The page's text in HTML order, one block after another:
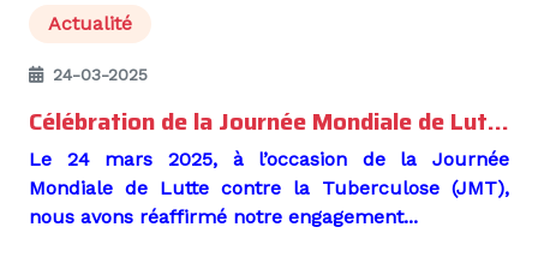
Actualité
24-03-2025
Célébration de la Journée Mondiale de Lutte contre la Tuberculose 2025
Le 24 mars 2025, à l’occasion de la Journée
Mondiale de Lutte contre la Tuberculose (JMT),
nous avons réaffirmé notre engagement...